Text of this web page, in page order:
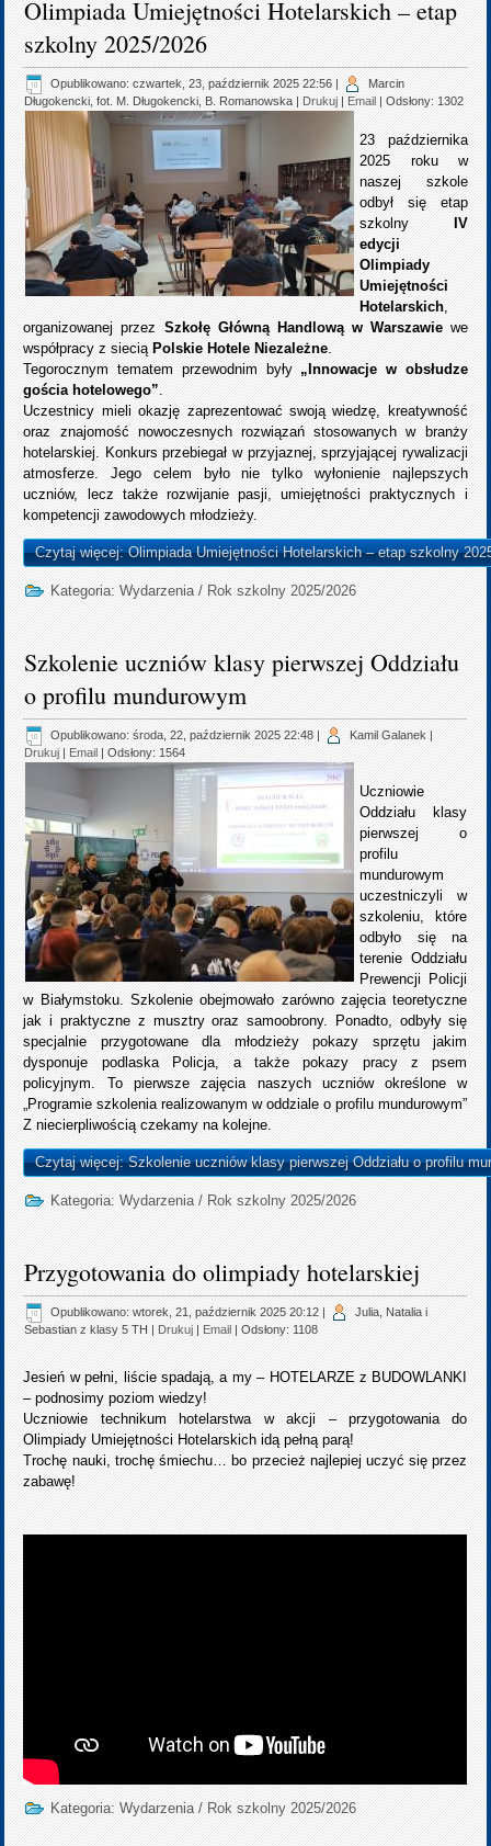
Olimpiada Umiejętności Hotelarskich – etap
szkolny 2025/2026
Opublikowano: czwartek, 23, październik 2025 22:56
Marcin
Długokencki, fot. M. Długokencki, B. Romanowska
Drukuj Email | Odsłony: 1302
23 października
2025 roku w
naszej szkole
odbył się etap
szkolny
IV
edycji
Olimpiady
Umiejętności
Hotelarskich,
organizowanej przez Szkołę Główną Handlową w Warszawiewe
współpracy z siecią Polskie Hotele Niezależne.
Tegorocznym tematem przewodnim były „Innowacje w obsłudze
gościa hotelowego”.
Uczestnicy mieli okazję zaprezentować swoją wiedzę, kreatywność
oraz znajomość nowoczesnych rozwiązań stosowanych w branży
hotelarskiej. Konkurs przebiegał w przyjaznej, sprzyjającej rywalizacji
atmosferze. Jego celem było nie tylko wyłonienie najlepszych
uczniów, lecz także rozwijanie pasji, umiejętności praktycznych i
kompetencji zawodowych młodzieży.
Czytaj więcej: Olimpiada Umiejętności Hotelarskich – etap szkolny
Kategoria:Wydarzenia / Rok szkolny 2025/2026
Szkolenie uczniów klasy pierwszej Oddziału
o profilu mundurowym
Opublikowano: środa, 22, październik 2025 22:48 Kamil Galanek
Drukuj
Email | Odsłony: 1564
Uczniowie
Oddziału klasy
pierwszej o
profilu
mundurowym
uczestniczyli w
szkoleniu, które
odbyło się na
terenie Oddziału
Prewencji Policji
w Białymstoku. Szkolenie obejmowało zarówno zajęcia teoretyczne
jak i praktyczne z musztry oraz samoobrony. Ponadto, odbyły się
specjalnie przygotowane dla młodzieży pokazy sprzętu jakim
dysponuje podlaska Policja, a także pokazy pracy z psem
policyjnym. To pierwsze zajęcia naszych uczniów określone w
„Programie szkolenia realizowanym w oddziale o profilu mundurowym”
Z niecierpliwością czekamy na kolejne.
Czytaj więcej: Szkolenie uczniów klasy pierwszej Oddziału o profilu
Kategoria:Wydarzenia / Rok szkolny 2025/2026
Przygotowania do olimpiady hotelarskiej
Opublikowano: wtorek, 21, październik 2025 20:12
Julia, Natalia i
Sebastian z klasy 5 TH
Drukuj Email | Odsłony: 1108
Jesień w pełni, liście spadają, a my – HOTELARZE z BUDOWLANKI
– podnosimy poziom wiedzy!
Uczniowie technikum hotelarstwa w akcji – przygotowania do
Olimpiady Umiejętności Hotelarskich idą pełną parą!
Trochę nauki, trochę śmiechu… bo przecież najlepiej uczyć się przez
zabawę!
Kategoria:Wydarzenia / Rok szkolny 2025/2026